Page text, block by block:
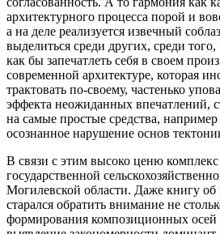
архитектурного процесса порой и
а на деле реализуется извечный
выделиться среди других, среди
как бы запечатлеть себя в своем
современной архитектуре, которая
трактовать по-своему, частенько
эффекта неожиданных впечатлений,
на самые простые средства, например
осознанное нарушение основ
В связи с этим высоко ценю комплекс
государственной
Могилевской области. Даже книгу
старался обратить внимание не
формирования композиционных осей